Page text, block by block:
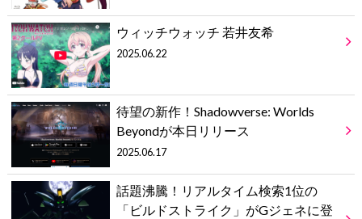
ウィッチウォッチ 若井友希
2025.06.22
待望の新作！Shadowverse: Worlds
Beyondが本日リリース
2025.06.17
話題沸騰！リアルタイム検索1位の
「ビルドストライク」がGジェネに登